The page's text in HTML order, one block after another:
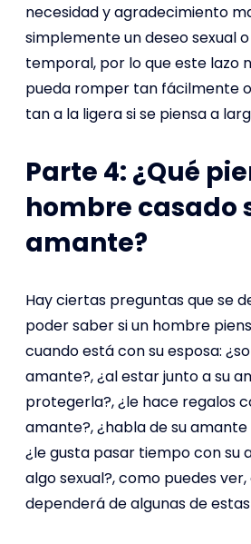
necesidad y agradecimiento
simplemente un deseo sexual
temporal, por lo que este lazo
pueda romper tan fácilmente
tan a la ligera si se piensa a
Parte 4: ¿Qué
hombre casado
amante?
Hay ciertas preguntas que se
poder saber si un hombre
cuando está con su esposa:
amante?, ¿al estar junto a su
protegerla?, ¿le hace regalos
amante?, ¿habla de su amante
¿le gusta pasar tiempo con su
algo sexual?, como puedes
dependerá de algunas de